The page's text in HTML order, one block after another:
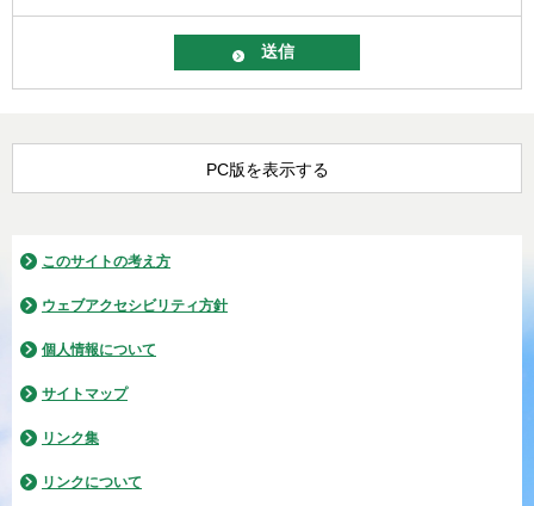
PC版を表示する
このサイトの考え方
ウェブアクセシビリティ方針
個人情報について
サイトマップ
リンク集
リンクについて